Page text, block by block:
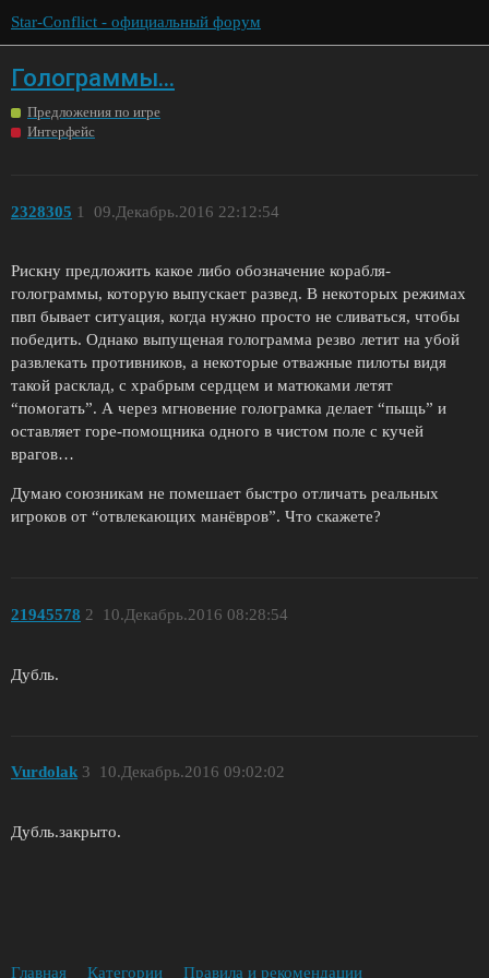
Star-Conflict - официальный форум
Голограммы...
Предложения по игре
Интерфейс
2328305 09.Декабрь.2016 22:12:54
1
Рискну предложить какое либо обозначение корабля-
голограммы, которую выпускает развед. В некоторых режимах
пвп бывает ситуация, когда нужно просто не сливаться, чтобы
победить. Однако выпущеная голограмма резво летит на убой
развлекать противников, а некоторые отважные пилоты видя
такой расклад, с храбрым сердцем и матюками летят
“помогать”. А через мгновение голограмка делает “пыщь” и
оставляет горе-помощника одного в чистом поле с кучей
врагов…
Думаю союзникам не помешает быстро отличать реальных
игроков от “отвлекающих манёвров”. Что скажете?
21945578 10.Декабрь.2016 08:28:54
2
Дубль.
Vurdolak 10.Декабрь.2016 09:02:02
3
Дубль.закрыто.
Главная Категории Правила и рекомендации